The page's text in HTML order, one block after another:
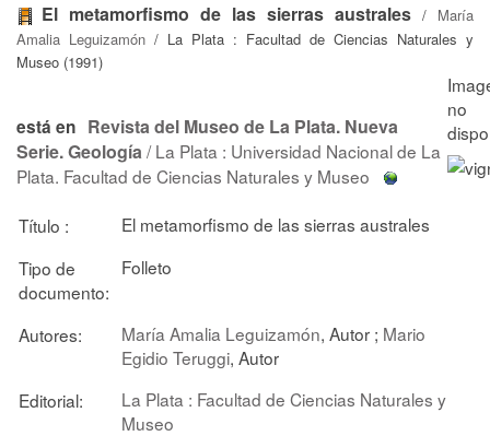
El metamorfismo de las sierras australes / María
Amalia Leguizamón / La Plata : Facultad de Ciencias Naturales y
Museo (1991)
está en Revista del Museo de La Plata. Nueva
Serie. Geología / La Plata : Universidad Nacional de La
Plata. Facultad de Ciencias Naturales y Museo
Título :
El metamorfismo de las sierras australes
Tipo de
documento:
Folleto
Autores: María Amalia Leguizamón, Autor ; Mario
Egidio Teruggi, Autor
Editorial:
La Plata : Facultad de Ciencias Naturales y
Museo